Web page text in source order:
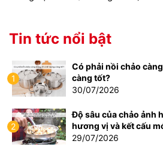
Tin tức nổi bật
1
Có phải nồi chảo
càng tốt?
30/07/2026
2
Độ sâu của chảo ảnh
hương vị và kết cấu
29/07/2026